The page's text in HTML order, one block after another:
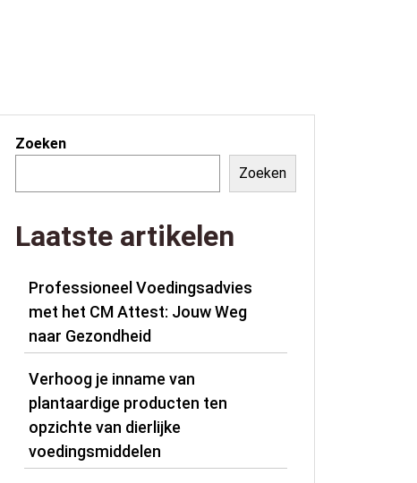
Zoeken
Zoeken
Laatste artikelen
Professioneel Voedingsadvies
met het CM Attest: Jouw Weg
naar Gezondheid
Verhoog je inname van
plantaardige producten ten
opzichte van dierlijke
voedingsmiddelen